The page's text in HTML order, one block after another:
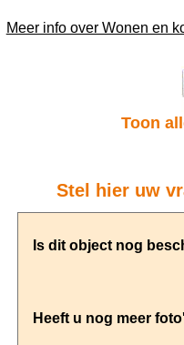
Meer info over Wonen en
Toon
Stel hier uw